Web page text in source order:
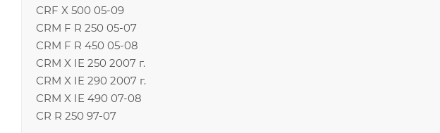
CRF X 500 05-09
CRM F R 250 05-07
CRM F R 450 05-08
CRM X IE 250 2007 г.
CRM X IE 290 2007 г.
CRM X IE 490 07-08
CR R 250 97-07